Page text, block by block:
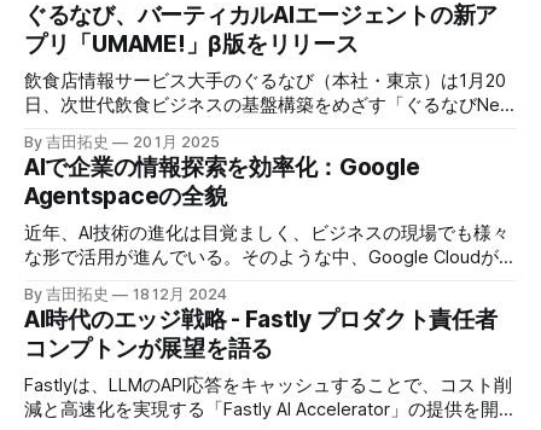
ぐるなび、バーティカルAIエージェントの新ア
プリ「UMAME!」β版をリリース
飲食店情報サービス大手のぐるなび（本社・東京）は1月20
日、次世代飲食ビジネスの基盤構築をめざす「ぐるなびNext
プロジェクト」の初成果として、新たな飲食店探索アプリ
「UMAME!（うまみー！）」のβ版を公開した。
By 吉田拓史 20 1月 2025
AIで企業の情報探索を効率化：Google
Agentspaceの全貌
近年、AI技術の進化は目覚ましく、ビジネスの現場でも様々
な形で活用が進んでいる。そのような中、Google Cloudが新
たに発表したGoogle Agentspaceは、いま注目を集めるAIエ
ージェントがエンタープライズITを大きく変革する予兆と言
えるだろう。
By 吉田拓史 18 12月 2024
AI時代のエッジ戦略 - Fastly プロダクト責任者
コンプトンが展望を語る
Fastlyは、LLMのAPI応答をキャッシュすることで、コスト削
減と高速化を実現する「Fastly AI Accelerator」の提供を開始